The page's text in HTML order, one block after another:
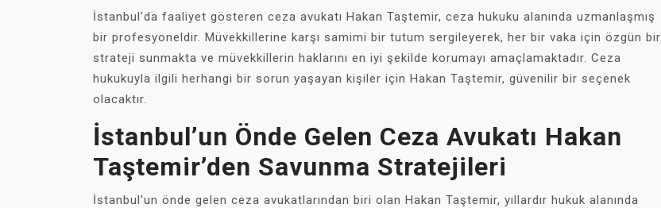
İstanbul'da faaliyet gösteren ceza avukatı Hakan Taştemir, ceza hukuku alanında uzmanlaşmış
bir profesyoneldir. Müvekkillerine karşı samimi bir tutum sergileyerek, her bir vaka için özgün bir
strateji sunmakta ve müvekkillerin haklarını en iyi şekilde korumayı amaçlamaktadır. Ceza
hukukuyla ilgili herhangi bir sorun yaşayan kişiler için Hakan Taştemir, güvenilir bir seçenek
olacaktır.
İstanbul’un Önde Gelen Ceza Avukatı Hakan
Taştemir’den Savunma Stratejileri
İstanbul'un önde gelen ceza avukatlarından biri olan Hakan Taştemir, yıllardır hukuk alanında